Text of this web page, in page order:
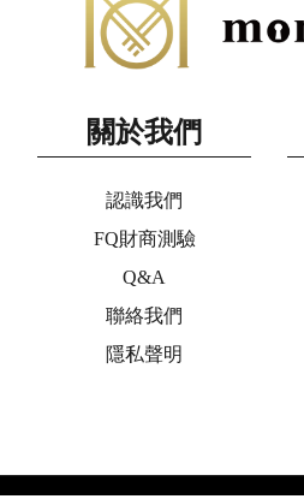
關於我們
認識我們
FQ財商測驗
Q&A
聯絡我們
隱私聲明